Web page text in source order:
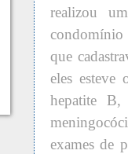
realizou
condomínio
que
eles esteve
hepatite B,
exames de